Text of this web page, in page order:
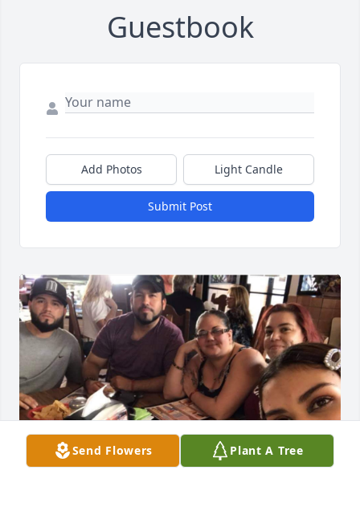
Guestbook
Add Photos Light Candle
Submit Post
Send Flowers Plant A Tree